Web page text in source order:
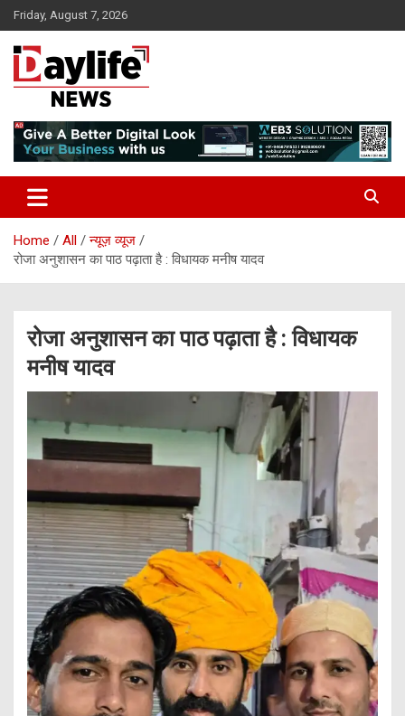
Skip
to
content
Friday, August 7, 2026
daylifenews
Home All
न्यूज़ व्यूज
रोजा अनुशासन का पाठ पढ़ाता है : विधायक मनीष यादव
रोजा अनुशासन का पाठ पढ़ाता है : विधायक
मनीष यादव